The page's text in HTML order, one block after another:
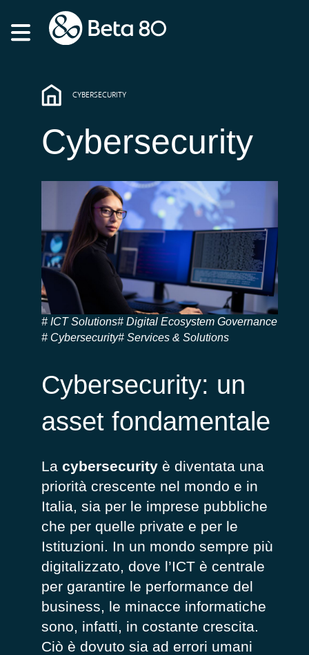
CYBERSECURITY
Cybersecurity
ICT Solutions
Digital Ecosystem Governance
Cybersecurity
Services & Solutions
Cybersecurity: un
asset fondamentale
La cybersecurity è diventata una
priorità crescente nel mondo e in
Italia, sia per le imprese pubbliche
che per quelle private e per le
Istituzioni. In un mondo sempre più
digitalizzato, dove l’ICT è centrale
per garantire le performance del
business, le minacce informatiche
sono, infatti, in costante crescita.
Ciò è dovuto sia ad errori umani